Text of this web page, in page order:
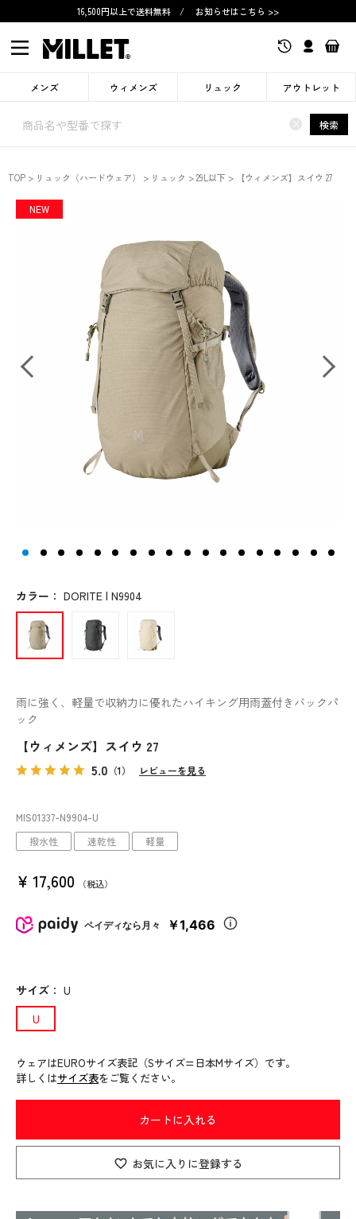
16,500円以上で送料無料 / お知らせはこちら >>
メンズ ウィメンズ リュック アウトレット
× 検索
TOP リュック（ハードウェア） リュック 29L以下 【ウィメンズ】スイウ 27
雨に強く、軽量で収納力に優れたハイキング用雨蓋付きバックパ
ック
【ウィメンズ】スイウ 27
5.0 （1） レビューを見る
MIS01337-N9904-U
NEW
撥水性 速乾性 軽量
¥ 17,600 税込
ペイディなら月々 ￥1,466
カラー ： DORITE | N9904
サイズ ： U
U
ウェアはEUROサイズ表記（Sサイズ=日本Mサイズ）です。
詳しくはサイズ表をご覧ください。
カートに入れる
お気に入りに登録する